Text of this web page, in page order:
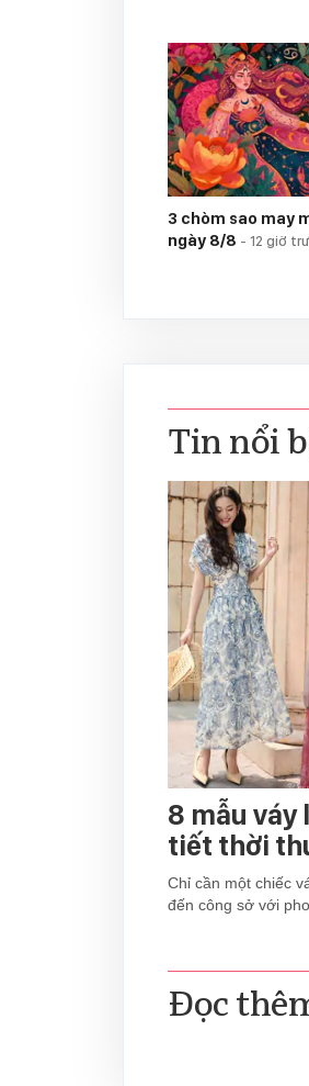
3 chòm sao may
ngày 8/8 - 12 giờ
Tin nổi
8 mẫu váy
tiết thời
Chỉ cần một chiếc
đến công sở với
Đọc